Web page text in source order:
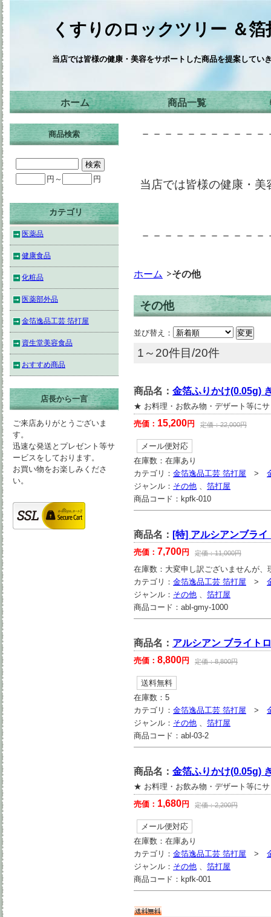
くすりのロックツリー ＆箔
当店では皆様の健康・美容をサポートした商品を提案してい
ホーム 商品一覧
－－－－－－－－－－
当店では皆様の健康・
－－－－－－－－－－
ホーム その他
その他
並び替え：
1～20件目/20件
商品名： 金箔ふりかけ(0.05g)
★ お料理・お飲み物・デザート等に
売価： 15,200円 定価：22,000円
メール便対応
在庫数： 在庫あり
カテゴリ： 金箔逸品工芸 箔打屋 >
ジャンル： その他 、 箔打屋
商品コード： kpfk-010
商品名： [特] アルシアンブラ
売価： 7,700円 定価：11,000円
在庫数： 大変申し訳ございませんが、
カテゴリ： 金箔逸品工芸 箔打屋 >
ジャンル： その他 、 箔打屋
商品コード： abl-gmy-1000
商品名： アルシアン ブライ
売価： 8,800円 定価：8,800円
送料無料
在庫数： 5
カテゴリ： 金箔逸品工芸 箔打屋 >
ジャンル： その他 、 箔打屋
商品コード： abl-03-2
商品名： 金箔ふりかけ(0.05g)
★ お料理・お飲み物・デザート等に
売価： 1,680円 定価：2,200円
メール便対応
在庫数： 在庫あり
カテゴリ： 金箔逸品工芸 箔打屋 >
ジャンル： その他 、 箔打屋
商品コード： kpfk-001
商品検索
円～ 円
カテゴリ
医薬品
健康食品
化粧品
医薬部外品
金箔逸品工芸 箔打屋
資生堂美容食品
おすすめ商品
店長から一言
ご来店ありがとうございま
す。
迅速な発送とプレゼント等サ
ービスをしております。
お買い物をお楽しみくださ
い。